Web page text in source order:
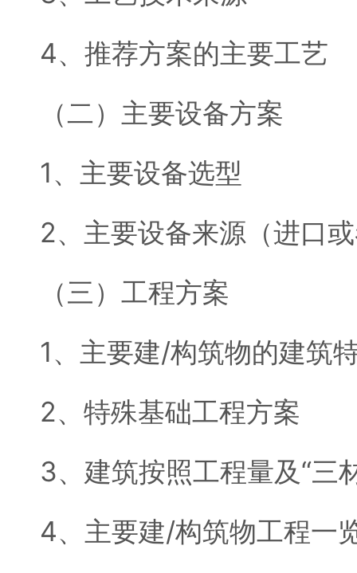
4、推荐方案的主要工艺
（二）主要设备方案
1、主要设备选型
2、主要设备来源（进口
（三）工程方案
1、主要建/构筑物的建筑
2、特殊基础工程方案
3、建筑按照工程量及“三
4、主要建/构筑物工程一